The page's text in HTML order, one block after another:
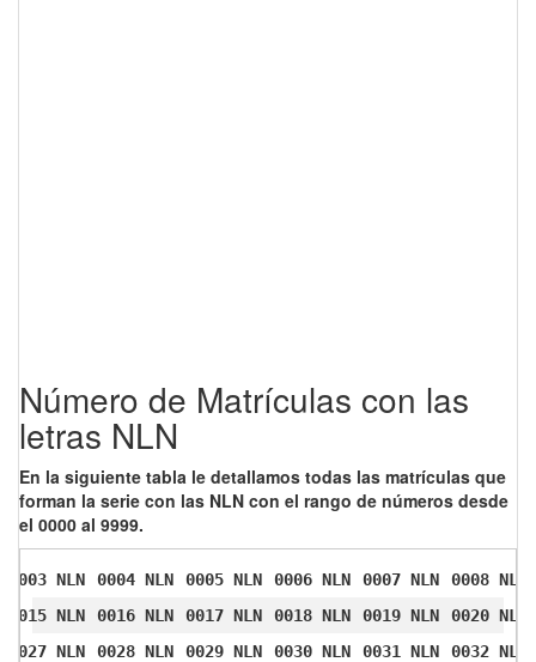
Número de Matrículas con las
letras NLN
En la siguiente tabla le detallamos todas las matrículas que
forman la serie con las NLN con el rango de números desde
el 0000 al 9999.
0003 NLN 0004 NLN 0005 NLN 0006 NLN 0007 NLN
0008 NLN
0015 NLN
0016 NLN 0017 NLN 0018 NLN 0019 NLN
0020 NLN
0027 NLN
0028 NLN 0029 NLN 0030 NLN 0031 NLN
0032 NLN